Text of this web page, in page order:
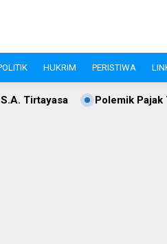
HUKRIM PERISTIWA
Polemik Pajak Tol